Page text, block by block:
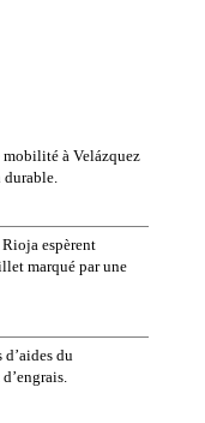
à Velázquez
durable.
espèrent
marqué par une
du